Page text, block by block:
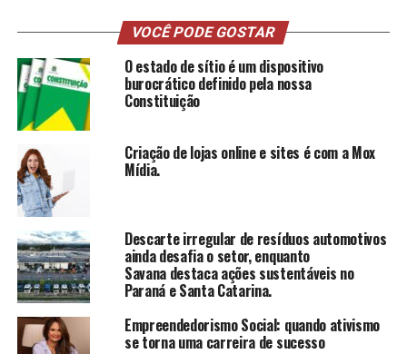
marketing e vendas e 294 Milhoes de faturamento nos
últimos 3 anos. Fala sobre superação, determinação
quebra de crenças limitantes e como sair da bolha. Em
2016 morava na comunidade de Paraisópolis – SP.
TÓPICOS RELACIONADOS DESTAQUE
A SEGUIR
Pesquisa revela visões tradicionais sobre constituição
das famílias e o papel do homem e da mulher na
sociedade brasileira
NÃO PERCA
Ex-dependente químico à presidência de comissão de
licitações: A Jornada de Superação e Empreendedorismo
de Onete
VOCÊ PODE GOSTAR
O estado de sítio é um dispositivo
burocrático definido pela nossa
Constituição
Criação de lojas online e sites é com a Mox
Mídia.
Descarte irregular de resíduos automotivos
ainda desafia o setor, enquanto
Savana destaca ações sustentáveis no
Paraná e Santa Catarina.
Empreendedorismo Social: quando ativismo
se torna uma carreira de sucesso